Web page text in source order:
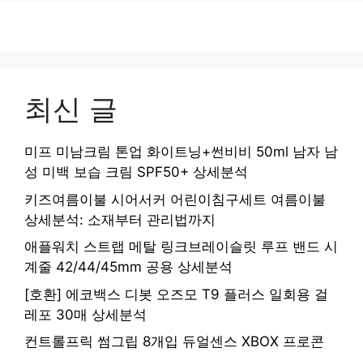
최신 글
미프 미남크림 톤업 화이트닝+썬비비 50ml 남자 남
성 미백 보습 크림 SPF50+ 상세분석
키즈여름이불 시어서커 어린이침구세트 여름이불
상세분석: 소재부터 관리법까지
애플워치 스트랩 메탈 링크브레이슬릿 루프 밴드 시
계줄 42/44/45mm 공용 상세분석
[호환] 에코백스 디봇 오즈모 T9 플러스 일회용 걸
레포 30매 상세분석
컨트롤프릭 썸그립 8개입 듀얼센스 XBOX 프로콘